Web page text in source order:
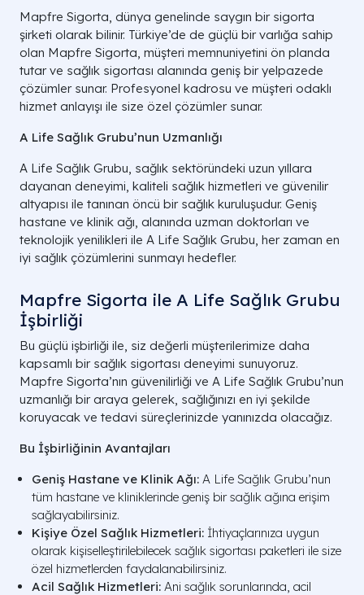
Mapfre Sigorta, dünya genelinde saygın bir sigorta
şirketi olarak bilinir. Türkiye’de de güçlü bir varlığa sahip
olan Mapfre Sigorta, müşteri memnuniyetini ön planda
tutar ve sağlık sigortası alanında geniş bir yelpazede
çözümler sunar. Profesyonel kadrosu ve müşteri odaklı
hizmet anlayışı ile size özel çözümler sunar.
A Life Sağlık Grubu’nun Uzmanlığı
A Life Sağlık Grubu, sağlık sektöründeki uzun yıllara
dayanan deneyimi, kaliteli sağlık hizmetleri ve güvenilir
altyapısı ile tanınan öncü bir sağlık kuruluşudur. Geniş
hastane ve klinik ağı, alanında uzman doktorları ve
teknolojik yenilikleri ile A Life Sağlık Grubu, her zaman en
iyi sağlık çözümlerini sunmayı hedefler.
Mapfre Sigorta ile A Life Sağlık Grubu
İşbirliği
Bu güçlü işbirliği ile, siz değerli müşterilerimize daha
kapsamlı bir sağlık sigortası deneyimi sunuyoruz.
Mapfre Sigorta’nın güvenilirliği ve A Life Sağlık Grubu’nun
uzmanlığı bir araya gelerek, sağlığınızı en iyi şekilde
koruyacak ve tedavi süreçlerinizde yanınızda olacağız.
Bu İşbirliğinin Avantajları
Geniş Hastane ve Klinik Ağı: A Life Sağlık Grubu’nun
tüm hastane ve kliniklerinde geniş bir sağlık ağına erişim
sağlayabilirsiniz.
Kişiye Özel Sağlık Hizmetleri: İhtiyaçlarınıza uygun
olarak kişiselleştirilebilecek sağlık sigortası paketleri ile size
özel hizmetlerden faydalanabilirsiniz.
Acil Sağlık Hizmetleri: Ani sağlık sorunlarında, acil